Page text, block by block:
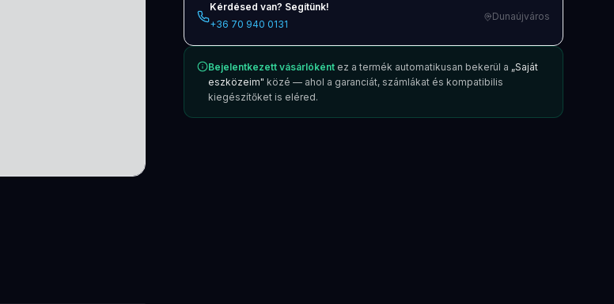
Kérdésed van? Segítünk!
+36 70 940 0131
Dunaújváros
Bejelentkezett vásárlóként ez a termék automatikusan bekerül a „Saját
eszközeim" közé — ahol a garanciát, számlákat és kompatibilis
kiegészítőket is eléred.